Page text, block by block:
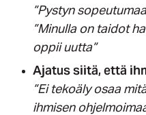
”Pystyn
”Minulla on taidot
oppii uutta”
Ajatus siitä, että
”Ei tekoäly osaa
ihmisen